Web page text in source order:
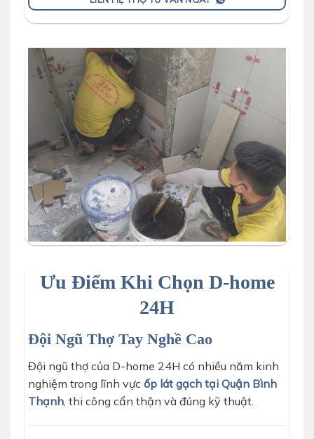
Ưu Điểm Khi Chọn D-home
24H
Đội Ngũ Thợ Tay Nghề Cao
Đội ngũ thợ của D-home 24H có nhiều năm kinh
nghiệm trong lĩnh vực ốp lát gạch tại Quận Bình
Thạnh, thi công cẩn thận và đúng kỹ thuật.